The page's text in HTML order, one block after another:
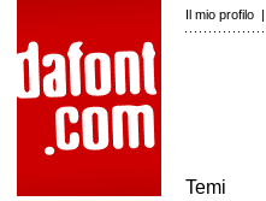
Il mio profilo |
Temi